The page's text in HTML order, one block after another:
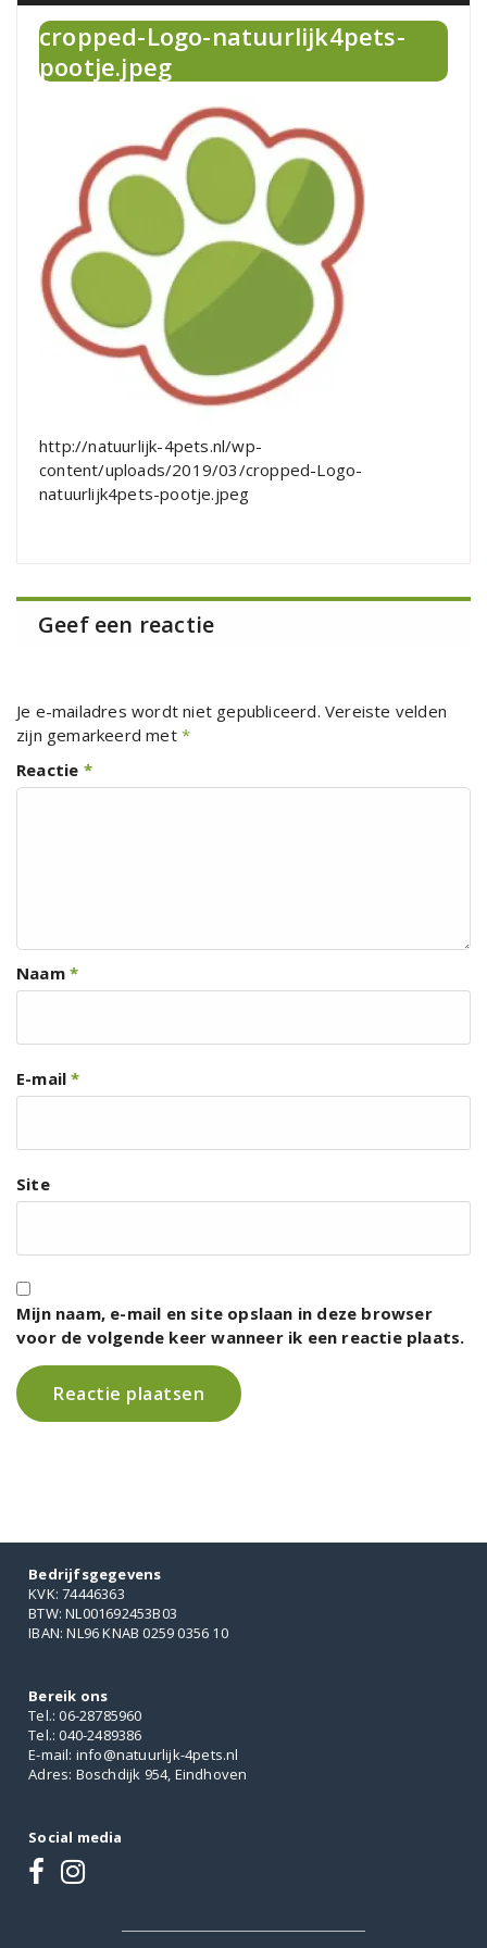
cropped-Logo-natuurlijk4pets-
pootje.jpeg
http://natuurlijk-4pets.nl/wp-
content/uploads/2019/03/cropped-Logo-
natuurlijk4pets-pootje.jpeg
Geef een reactie
Je e-mailadres wordt niet gepubliceerd. Vereiste velden
zijn gemarkeerd met *
Reactie *
Naam *
E-mail*
Site
Mijn naam, e-mail en site opslaan in deze browser
voor de volgende keer wanneer ik een reactie plaats.
Bedrijfsgegevens
KVK: 74446363
BTW: NL001692453B03
IBAN: NL96 KNAB 0259 0356 10
Bereik ons
Tel.: 06-28785960
Tel.: 040-2489386
E-mail: info@natuurlijk-4pets.nl
Adres: Boschdijk 954, Eindhoven
Social media